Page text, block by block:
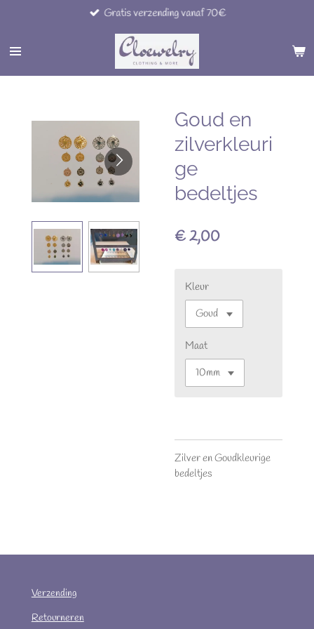
naar
hoofdinhoud
Gratis verzending vanaf 70€
Goud en
zilverkleuri
ge
bedeltjes
€ 2,00
Kleur
Maat
Zilver en Goudkleurige
bedeltjes
Verzending
Retourneren